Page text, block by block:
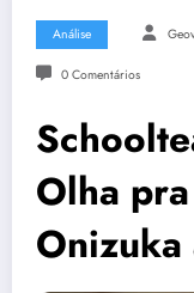
Análise
0 Comentários
Olha